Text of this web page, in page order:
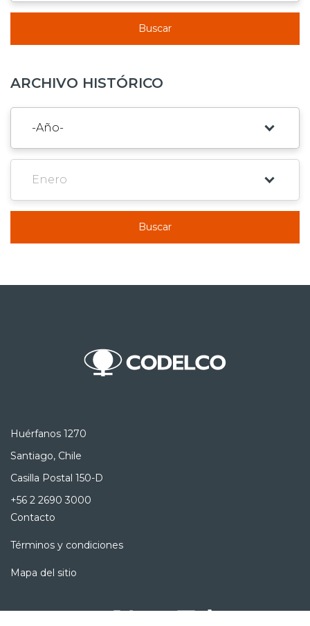
Buscar
ARCHIVO HISTÓRICO
Buscar
Huérfanos 1270
Santiago, Chile
Casilla Postal 150-D
+56 2 2690 3000
Contacto
Términos y condiciones
Mapa del sitio